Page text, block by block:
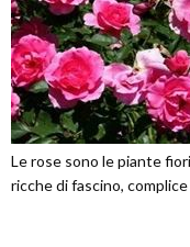
Le rose sono le piante
ricche di fascino, complice